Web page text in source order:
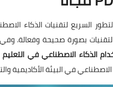
السريع لتقنيات الذكاء
بصورة صحيحة وفعالة.
الذكاء الاصطناعي في
في البيئة الأكاديمية